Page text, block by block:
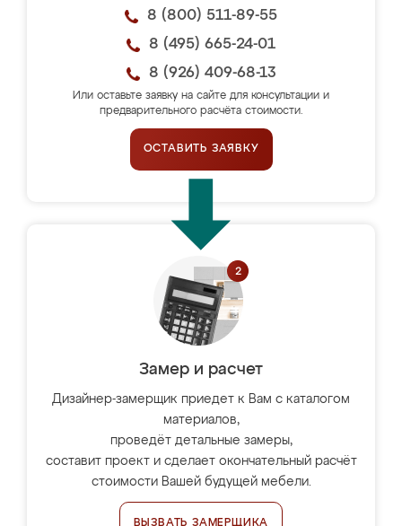
8 (800) 511-89-55
8 (495) 665-24-01
8 (926) 409-68-13
Или оставьте заявку на сайте для консультации и
предварительного расчёта стоимости.
ОСТАВИТЬ ЗАЯВКУ
Замер и расчет
Дизайнер-замерщик приедет к Вам с каталогом
материалов,
проведёт детальные замеры,
составит проект и сделает окончательный расчёт
стоимости Вашей будущей мебели.
ВЫЗВАТЬ ЗАМЕРЩИКА